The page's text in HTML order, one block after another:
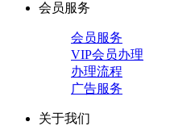
会员服务
会员服务
VIP会员办理
办理流程
广告服务
关于我们